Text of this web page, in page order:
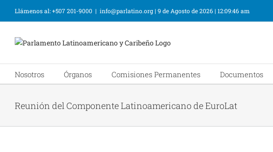
Llámenos al: +507 201-9000 | info@parlatino.org| 9 de Agosto de 2026| 12:09:46 am
Nosotros Órganos Comisiones Permanentes Documentos
Reunión del Componente Latinoamericano de EuroLat